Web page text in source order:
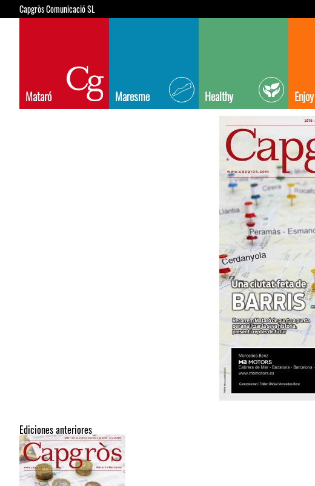
Capgròs Comunicació SL
Mataró Maresme Healthy Enjoy
Ediciones anteriores